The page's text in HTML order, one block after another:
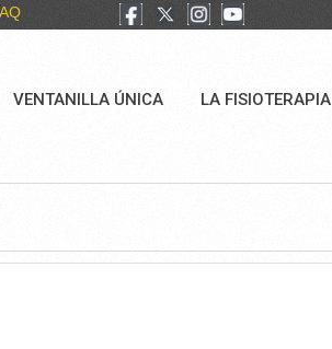
VENTANILLA ÚNICA LA FISIOTERAPIA